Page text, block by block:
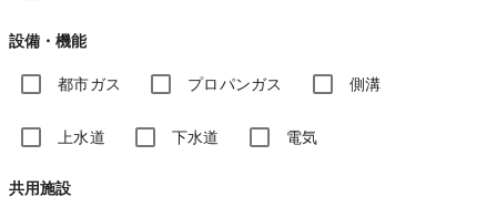
設備・機能
都市ガス プロパンガス 側溝
上水道 下水道 電気
共用施設